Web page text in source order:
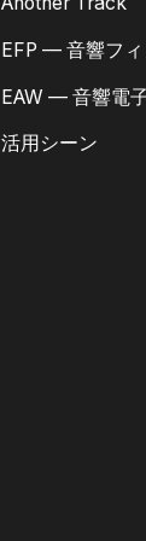
EFP — 音響フィ
EAW — 音響電
活用シーン